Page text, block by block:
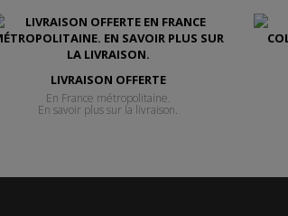
LIVRAISON OFFERTE
En France métropolitaine.
En savoir plus sur la livraison.